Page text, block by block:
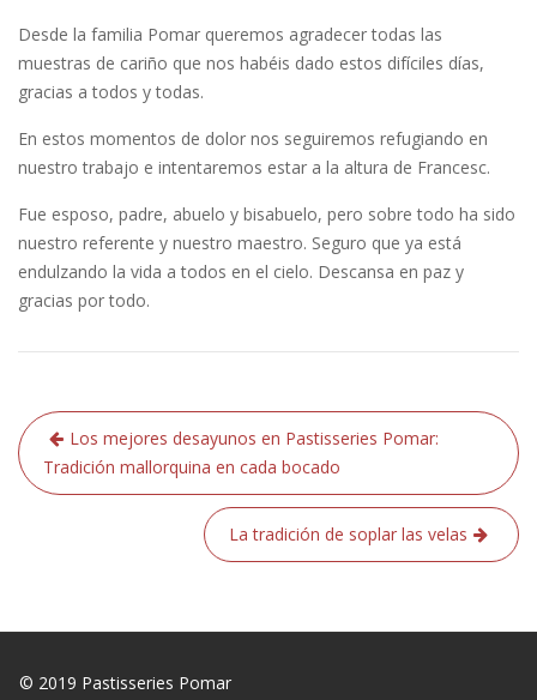
Desde la familia Pomar queremos agradecer todas las
muestras de cariño que nos habéis dado estos difíciles días,
gracias a todos y todas.
En estos momentos de dolor nos seguiremos refugiando en
nuestro trabajo e intentaremos estar a la altura de Francesc.
Fue esposo, padre, abuelo y bisabuelo, pero sobre todo ha sido
nuestro referente y nuestro maestro. Seguro que ya está
endulzando la vida a todos en el cielo. Descansa en paz y
gracias por todo.
Navegación
de
entradas
Los mejores desayunos en Pastisseries Pomar:
Tradición mallorquina en cada bocado
La tradición de soplar las velas
© 2019 Pastisseries Pomar